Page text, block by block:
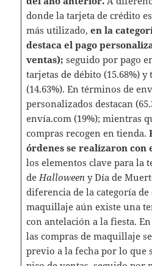
donde la tarjeta de crédito
más utilizado, en la
destaca el pago
ventas); seguido por pago
tarjetas de débito (15.68%) y
(14.63%). En términos de
personalizados destacan
envía.com (19%); mientras
compras recogen en tienda.
órdenes se realizaron con
los elementos clave para la
deHalloweeny Día de
diferencia de la categoría de
maquillaje aún existe una
con antelación a la fiesta. En
las compras de maquillaje
previo a la fecha por lo que